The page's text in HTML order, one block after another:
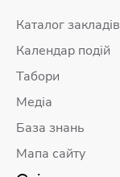
Каталог закладів
Календар подій
Табори
Медіа
База знань
Мапа сайту